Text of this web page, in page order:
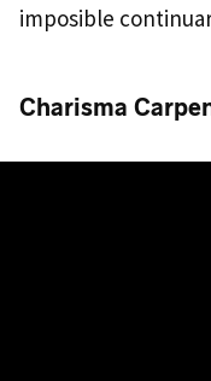
imposible
Charisma